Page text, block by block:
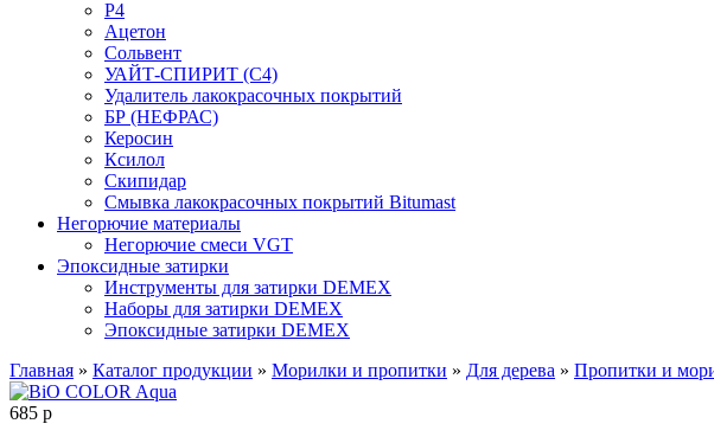
P4
Ацетон
Сольвент
УАЙТ-СПИРИТ (С4)
Удалитель лакокрасочных покрытий
БР (НЕФРАС)
Керосин
Ксилол
Скипидар
Смывка лакокрасочных покрытий Bitumast
Негорючие материалы
Негорючие смеси VGT
Эпоксидные затирки
Инструменты для затирки DEMEX
Наборы для затирки DEMEX
Эпоксидные затирки DEMEX
Главная » Каталог продукции » Морилки и пропитки » Для дерева » Пропитки и
685 р